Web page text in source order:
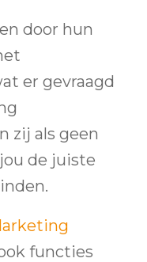
door hun
er gevraagd
zij als geen
de juiste
functies